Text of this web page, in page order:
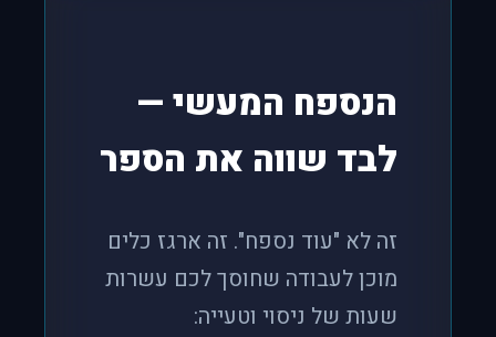
הנספח המעשי —
לבד שווה את הספר
זה לא "עוד נספח". זה ארגז כלים
מוכן לעבודה שחוסך לכם עשרות
שעות של ניסוי וטעייה: